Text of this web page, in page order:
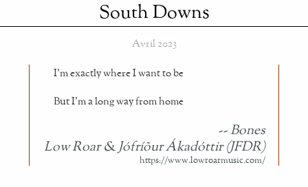
South Downs
Avril 2023
I'm exactly where I want to be
But I'm a long way from home
Bones
Low Roar & Jófríõur Ákadóttir (JFDR)